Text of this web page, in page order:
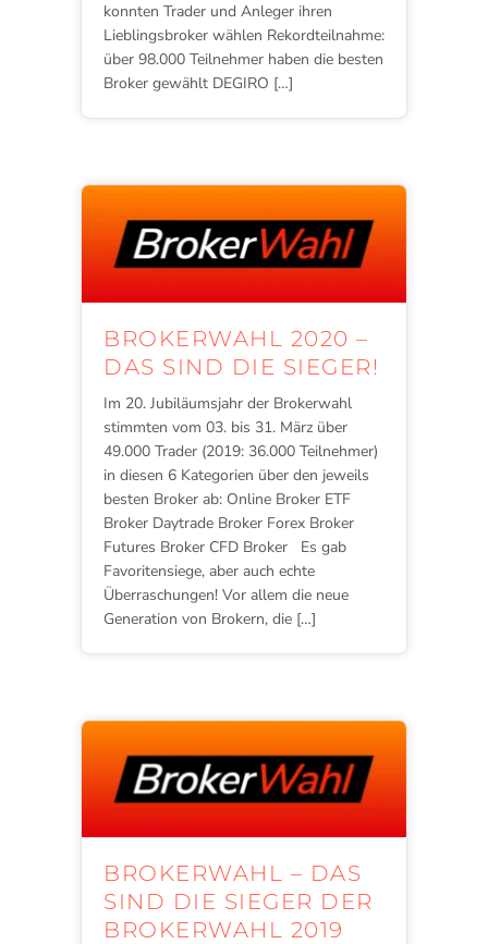
konnten Trader und Anleger ihren
Lieblingsbroker wählen Rekordteilnahme:
über 98.000 Teilnehmer haben die besten
Broker gewählt DEGIRO […]
BROKERWAHL 2020 –
DAS SIND DIE SIEGER!
Im 20. Jubiläumsjahr der Brokerwahl
stimmten vom 03. bis 31. März über
49.000 Trader (2019: 36.000 Teilnehmer)
in diesen 6 Kategorien über den jeweils
besten Broker ab: Online Broker ETF
Broker Daytrade Broker Forex Broker
Futures Broker CFD Broker Es gab
Favoritensiege, aber auch echte
Überraschungen! Vor allem die neue
Generation von Brokern, die […]
BROKERWAHL – DAS
SIND DIE SIEGER DER
BROKERWAHL 2019